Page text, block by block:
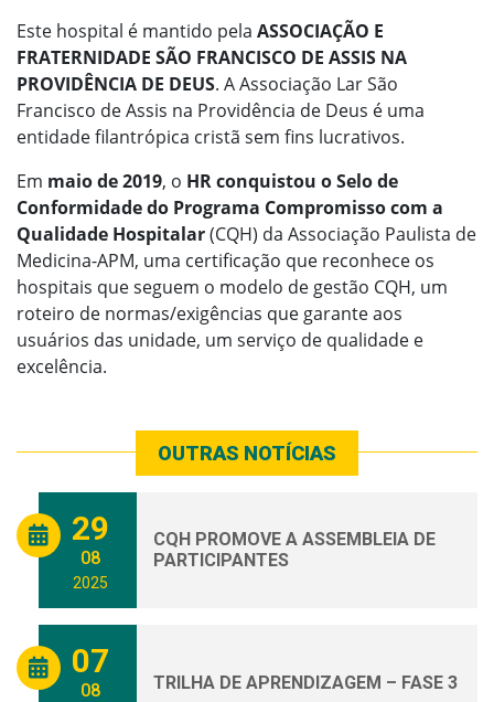
Este hospital é mantido pela ASSOCIAÇÃO E
FRATERNIDADE SÃO FRANCISCO DE ASSIS NA
PROVIDÊNCIA DE DEUS. A Associação Lar São
Francisco de Assis na Providência de Deus é uma
entidade filantrópica cristã sem fins lucrativos.
Em maio de 2019, o HR conquistou o Selo de
Conformidade do Programa Compromisso com a
Qualidade Hospitalar(CQH) da Associação Paulista de
Medicina-APM, uma certificação que reconhece os
hospitais que seguem o modelo de gestão CQH, um
roteiro de normas/exigências que garante aos
usuários das unidade, um serviço de qualidade e
excelência.
OUTRAS NOTÍCIAS
29
08
2025
CQH PROMOVE A ASSEMBLEIA DE
PARTICIPANTES
07
08 TRILHA DE APRENDIZAGEM – FASE 3